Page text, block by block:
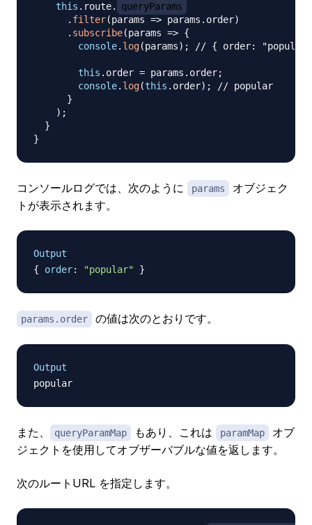
this . route.
queryParams
. filter(params => params . order)
. subscribe(params => {
console. log(params) ; // { order:
this . order = params . order;
console. log(this . order) ;
// popular
}
) ;
}
}
コンソールログでは、次のように params
オブジェク
トが表示されます。
Output
{
order: "popular" }
params.order の値は次のとおりです。
Output
popular
また、 queryParamMap もあり、これは paramMap
オブ
ジェクトを使用してオブザーバブルな値を返します。
次のルートURL を指定します。